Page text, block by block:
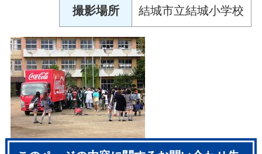
撮影場所 結城市立結城小学校